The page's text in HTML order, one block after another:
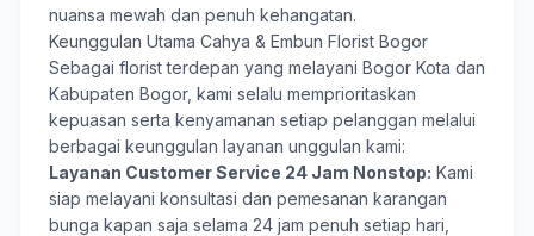
nuansa mewah dan penuh kehangatan.
Keunggulan Utama Cahya & Embun Florist Bogor
Sebagai florist terdepan yang melayani Bogor Kota dan
Kabupaten Bogor, kami selalu memprioritaskan
kepuasan serta kenyamanan setiap pelanggan melalui
berbagai keunggulan layanan unggulan kami:
Layanan Customer Service 24 Jam Nonstop: Kami
siap melayani konsultasi dan pemesanan karangan
bunga kapan saja selama 24 jam penuh setiap hari,